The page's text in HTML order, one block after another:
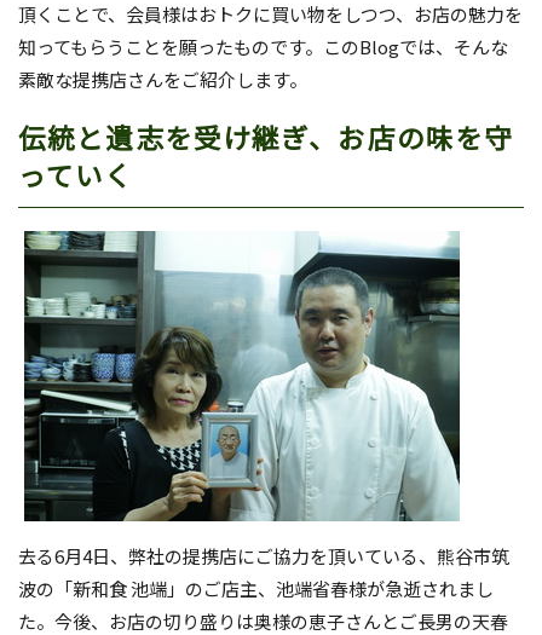
頂くことで、会員様はおトクに買い物をしつつ、お店の魅力を
知ってもらうことを願ったものです。このBlogでは、そんな
素敵な提携店さんをご紹介します。
伝統と遺志を受け継ぎ、お店の味を守
っていく
去る6月4日、弊社の提携店にご協力を頂いている、熊谷市筑
波の「新和食 池端」のご店主、池端省春様が急逝されまし
た。今後、お店の切り盛りは奥様の恵子さんとご長男の天春